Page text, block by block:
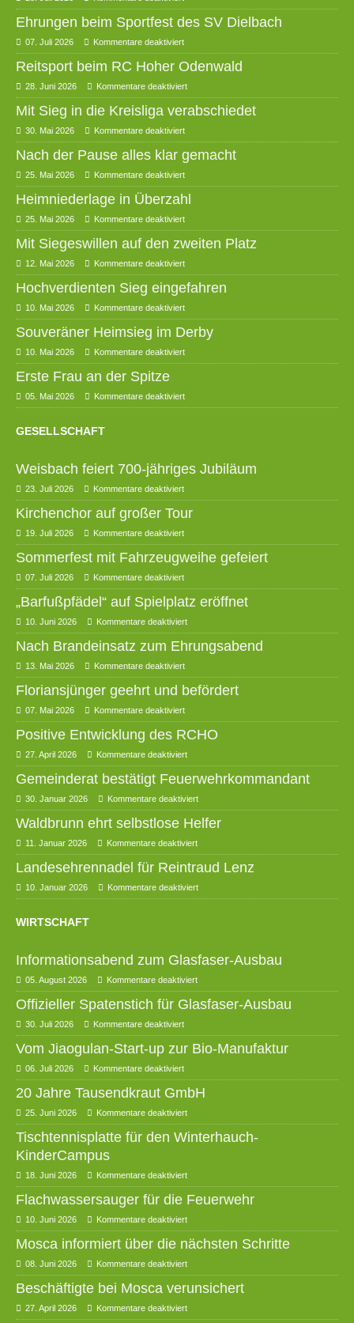
Ehrungen beim Sportfest des SV Dielbach
07. Juli 2026 Kommentare deaktiviert
Reitsport beim RC Hoher Odenwald
28. Juni 2026 Kommentare deaktiviert
Mit Sieg in die Kreisliga verabschiedet
30. Mai 2026 Kommentare deaktiviert
Nach der Pause alles klar gemacht
25. Mai 2026 Kommentare deaktiviert
Heimniederlage in Überzahl
25. Mai 2026 Kommentare deaktiviert
Mit Siegeswillen auf den zweiten Platz
12. Mai 2026 Kommentare deaktiviert
Hochverdienten Sieg eingefahren
10. Mai 2026 Kommentare deaktiviert
Souveräner Heimsieg im Derby
10. Mai 2026 Kommentare deaktiviert
Erste Frau an der Spitze
05. Mai 2026 Kommentare deaktiviert
GESELLSCHAFT
Weisbach feiert 700-jähriges Jubiläum
23. Juli 2026 Kommentare deaktiviert
Kirchenchor auf großer Tour
19. Juli 2026 Kommentare deaktiviert
Sommerfest mit Fahrzeugweihe gefeiert
07. Juli 2026 Kommentare deaktiviert
„Barfußpfädel“ auf Spielplatz eröffnet
10. Juni 2026 Kommentare deaktiviert
Nach Brandeinsatz zum Ehrungsabend
13. Mai 2026 Kommentare deaktiviert
Floriansjünger geehrt und befördert
07. Mai 2026 Kommentare deaktiviert
Positive Entwicklung des RCHO
27. April 2026 Kommentare deaktiviert
Gemeinderat bestätigt Feuerwehrkommandant
30. Januar 2026 Kommentare deaktiviert
Waldbrunn ehrt selbstlose Helfer
11. Januar 2026 Kommentare deaktiviert
Landesehrennadel für Reintraud Lenz
10. Januar 2026 Kommentare deaktiviert
WIRTSCHAFT
Informationsabend zum Glasfaser-Ausbau
05. August 2026 Kommentare deaktiviert
Offizieller Spatenstich für Glasfaser-Ausbau
30. Juli 2026 Kommentare deaktiviert
Vom Jiaogulan-Start-up zur Bio-Manufaktur
06. Juli 2026 Kommentare deaktiviert
20 Jahre Tausendkraut GmbH
25. Juni 2026 Kommentare deaktiviert
Tischtennisplatte für den Winterhauch-
KinderCampus
18. Juni 2026 Kommentare deaktiviert
Flachwassersauger für die Feuerwehr
10. Juni 2026 Kommentare deaktiviert
Mosca informiert über die nächsten Schritte
08. Juni 2026 Kommentare deaktiviert
Beschäftigte bei Mosca verunsichert
27. April 2026 Kommentare deaktiviert